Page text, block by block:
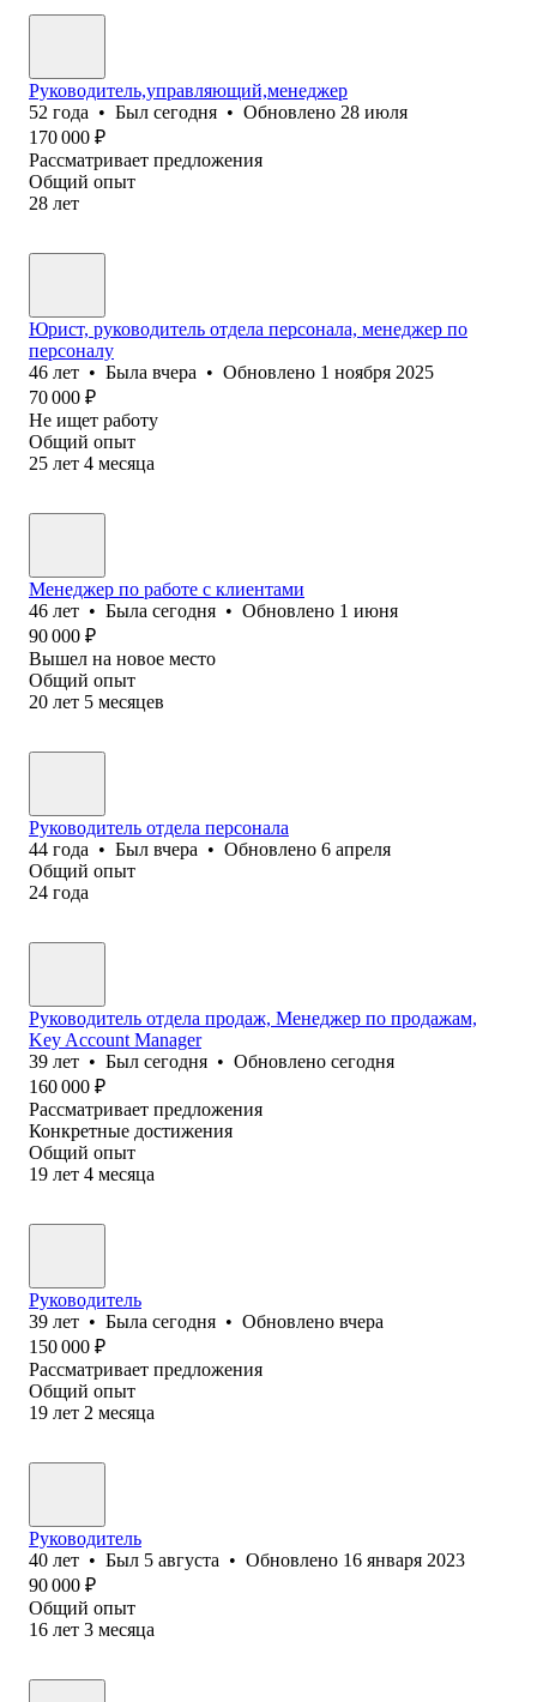
Руководитель,управляющий,менеджер
52 года • Был сегодня • Обновлено 28 июля
170 000 ₽
Рассматривает предложения
Общий опыт
28 лет
Юрист, руководитель отдела персонала, менеджер по
персоналу
46 лет • Была вчера • Обновлено 1 ноября 2025
70 000 ₽
Не ищет работу
Общий опыт
25 лет 4 месяца
Менеджер по работе с клиентами
46 лет • Была сегодня • Обновлено 1 июня
90 000 ₽
Вышел на новое место
Общий опыт
20 лет 5 месяцев
Руководитель отдела персонала
44 года • Был вчера • Обновлено 6 апреля
Общий опыт
24 года
Руководитель отдела продаж, Менеджер по продажам,
Key Account Manager
39 лет • Был сегодня • Обновлено сегодня
160 000 ₽
Рассматривает предложения
Конкретные достижения
Общий опыт
19 лет 4 месяца
Руководитель
39 лет • Была сегодня • Обновлено вчера
150 000 ₽
Рассматривает предложения
Общий опыт
19 лет 2 месяца
Руководитель
40 лет • Был 5 августа • Обновлено 16 января 2023
90 000 ₽
Общий опыт
16 лет 3 месяца